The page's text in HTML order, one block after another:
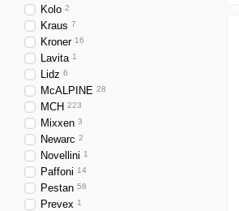
Kolo 2
Kraus 7
Kroner 16
Lavita 1
Lidz 6
McALPINE 28
MCH 223
Mixxen 3
Newarc 2
Novellini 1
Paffoni 14
Pestan 58
Prevex 1